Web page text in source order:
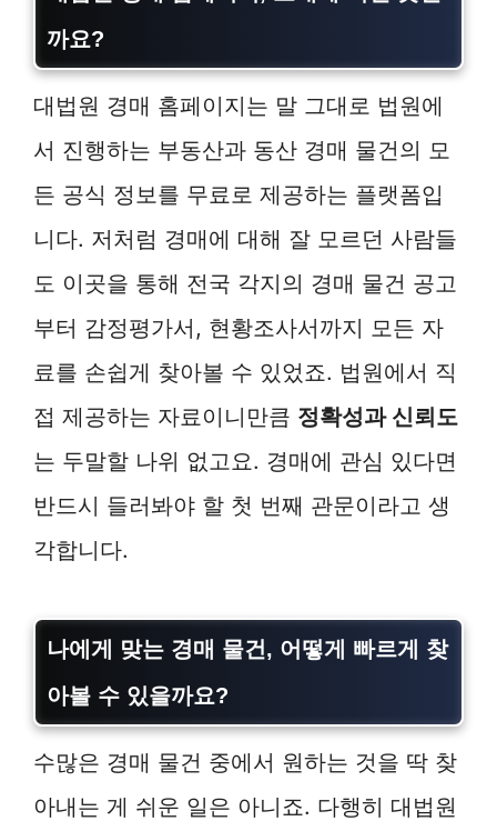
까요?
대법원 경매 홈페이지는 말 그대로 법원에
서 진행하는 부동산과 동산 경매 물건의 모
든 공식 정보를 무료로 제공하는 플랫폼입
니다. 저처럼 경매에 대해 잘 모르던 사람들
도 이곳을 통해 전국 각지의 경매 물건 공고
부터 감정평가서, 현황조사서까지 모든 자
료를 손쉽게 찾아볼 수 있었죠. 법원에서 직
접 제공하는 자료이니만큼 정확성과 신뢰도
는 두말할 나위 없고요. 경매에 관심 있다면
반드시 들러봐야 할 첫 번째 관문이라고 생
각합니다.
나에게 맞는 경매 물건, 어떻게 빠르게 찾
아볼 수 있을까요?
수많은 경매 물건 중에서 원하는 것을 딱 찾
아내는 게 쉬운 일은 아니죠. 다행히 대법원